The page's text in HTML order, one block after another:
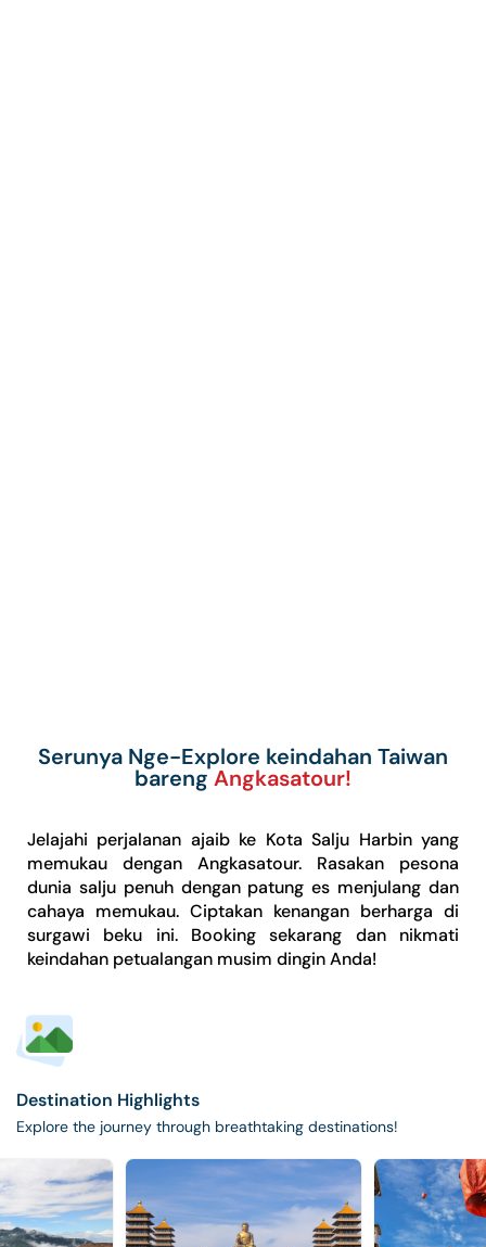
Serunya Nge-Explore keindahan Taiwan
barengAngkasatour!
Jelajahi perjalanan ajaib ke Kota Salju Harbin yang
memukau dengan Angkasatour. Rasakan pesona
dunia salju penuh dengan patung es menjulang dan
cahaya memukau. Ciptakan kenangan berharga di
surgawi beku ini. Booking sekarang dan nikmati
keindahan petualangan musim dingin Anda!
Destination Highlights
Explore the journey through breathtaking destinations!